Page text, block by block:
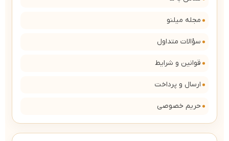
مجله میلنو
سؤالات متداول
قوانین و شرایط
ارسال و پرداخت
حریم خصوصی